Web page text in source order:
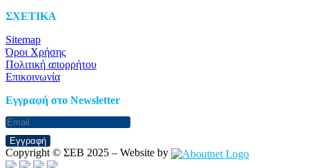
ΣΧΕΤΙΚΑ
Sitemap
Όροι Χρήσης
Πολιτική απορρήτου
Επικοινωνία
Eγγραφή στο Newsletter
Εγγραφή
Copyright © ΣΕΒ 2025 – Website by